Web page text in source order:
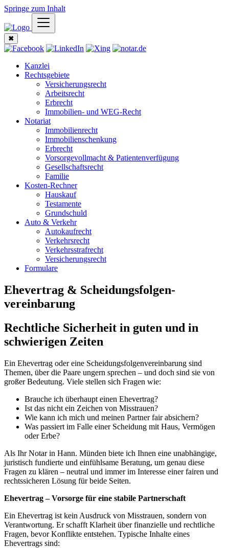
Springe zum Inhalt
✖
Kanzlei
Rechtsgebiete
Versicherungsrecht
Arbeitsrecht
Erbrecht
Immobilien- und WEG-Recht
Notariat
Immobilienrecht
Immobilienschenkung
Erbrecht
Vorsorgevollmacht & Patientenverfügung
Gesellschaftsrecht
Familie
Kosten-Rechner
Hauskauf
Testamente
Grundschuld
Auto & Verkehr
Autokaufrecht
Verkehrsrecht
Verkehrsstrafrecht
Versicherungsrecht
Formulare
Ehevertrag & Scheidungsfolgen­
vereinbarung
Rechtliche Sicherheit in guten und in
schwierigen Zeiten
Ein Ehevertrag oder eine Scheidungsfolgenvereinbarung sind
Themen, über die Paare ungern sprechen – und doch sind sie von
großer Bedeutung. Viele stellen sich Fragen wie:
Brauche ich überhaupt einen Ehevertrag?
Ist das nicht ein Zeichen von Misstrauen?
Wie kann ich mich und meinen Partner fair absichern?
Was passiert im Falle einer Scheidung mit Haus, Vermögen
oder Erbe?
Als Ihr Notar in Hann. Münden biete ich Ihnen eine unabhängige,
juristisch fundierte und einfühlsame Beratung, um genau diese
Fragen zu klären – neutral und immer im Interesse einer fairen und
rechtssicheren Lösung für beide Seiten.
Ehevertrag – Vorsorge für eine stabile Partnerschaft
Ein Ehevertrag ist kein Ausdruck von Misstrauen, sondern von
Verantwortung. Er schafft Klarheit über finanzielle und rechtliche
Fragen, bevor Konflikte entstehen. Typische Inhalte eines
Ehevertrags sind: